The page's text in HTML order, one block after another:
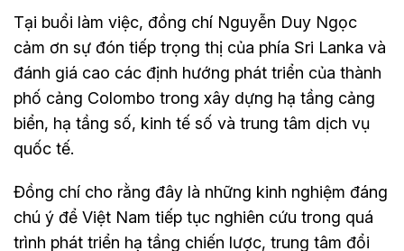
Tại buổi làm việc, đồng chí Nguyễn Duy Ngọc
cảm ơn sự đón tiếp trọng thị của phía Sri Lanka và
đánh giá cao các định hướng phát triển của thành
phố cảng Colombo trong xây dựng hạ tầng cảng
biển, hạ tầng số, kinh tế số và trung tâm dịch vụ
quốc tế.
Đồng chí cho rằng đây là những kinh nghiệm đáng
chú ý để Việt Nam tiếp tục nghiên cứu trong quá
trình phát triển hạ tầng chiến lược, trung tâm đổi